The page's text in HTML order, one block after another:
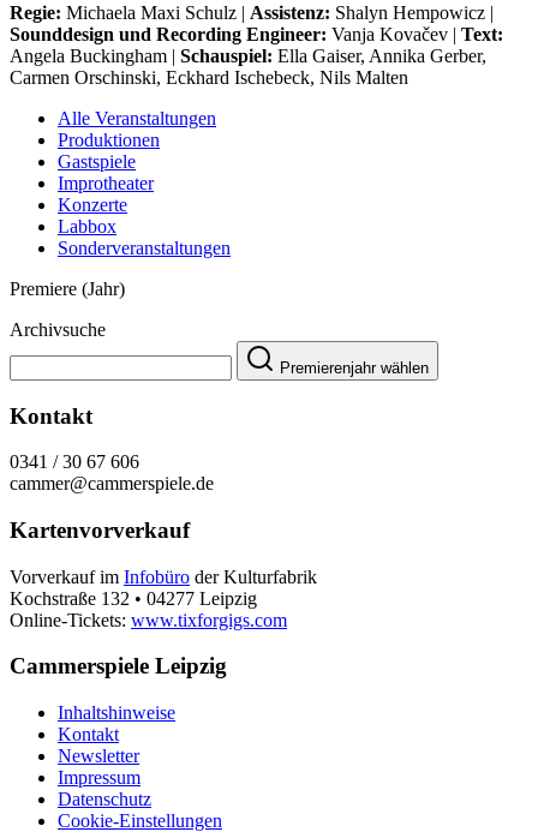
Regie: Michaela Maxi Schulz | Assistenz: Shalyn Hempowicz |
Sounddesign und Recording Engineer: Vanja Kovačev | Text:
Angela Buckingham | Schauspiel: Ella Gaiser, Annika Gerber,
Carmen Orschinski, Eckhard Ischebeck, Nils Malten
Alle Veranstaltungen
Produktionen
Gastspiele
Improtheater
Konzerte
Labbox
Sonderveranstaltungen
Premiere (Jahr)
Archivsuche
Premierenjahr wählen
Kontakt
0341 / 30 67 606
cammer@cammerspiele.de
Kartenvorverkauf
Vorverkauf im Infobüro der Kulturfabrik
Kochstraße 132 • 04277 Leipzig
Online-Tickets: www.tixforgigs.com
Cammerspiele Leipzig
Inhaltshinweise
Kontakt
Newsletter
Impressum
Datenschutz
Cookie-Einstellungen